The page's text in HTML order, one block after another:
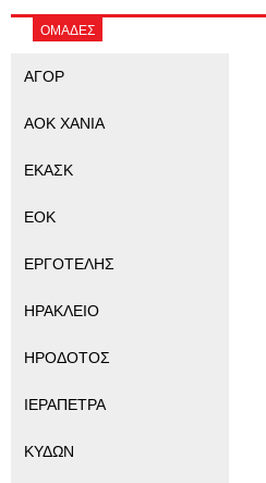
ΟΜΑΔΕΣ
ΑΓΟΡ
ΑΟΚ ΧΑΝΙΑ
ΕΚΑΣΚ
ΕΟΚ
ΕΡΓΟΤΕΛΗΣ
ΗΡΑΚΛΕΙΟ
ΗΡΟΔΟΤΟΣ
ΙΕΡΑΠΕΤΡΑ
ΚΥΔΩΝ